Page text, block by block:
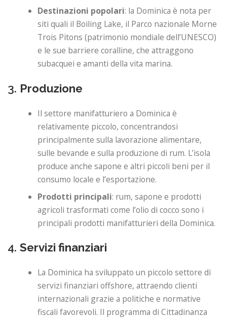
Destinazioni popolari: la Dominica è nota per
siti quali il Boiling Lake, il Parco nazionale Morne
Trois Pitons (patrimonio mondiale dell’UNESCO)
e le sue barriere coralline, che attraggono
subacquei e amanti della vita marina.
3. Produzione
Il settore manifatturiero a Dominica è
relativamente piccolo, concentrandosi
principalmente sulla lavorazione alimentare,
sulle bevande e sulla produzione di rum. L’isola
produce anche sapone e altri piccoli beni per il
consumo locale e l’esportazione.
Prodotti principali: rum, sapone e prodotti
agricoli trasformati come l’olio di cocco sono i
principali prodotti manifatturieri della Dominica.
4. Servizi finanziari
La Dominica ha sviluppato un piccolo settore di
servizi finanziari offshore, attraendo clienti
internazionali grazie a politiche e normative
fiscali favorevoli. Il programma di Cittadinanza